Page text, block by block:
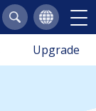
Upgrade